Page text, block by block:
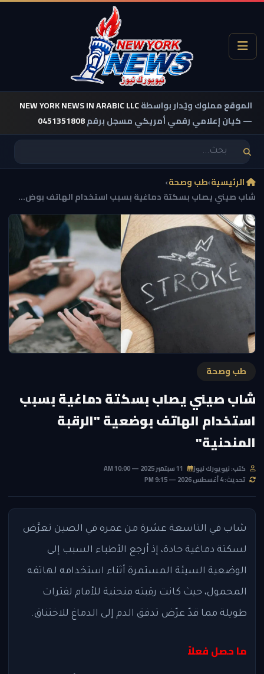
الموقع مملوك ويُدار بواسطةNEW YORK NEWS IN ARABIC LLC
— كيان إعلامي رقمي أمريكي مسجل برقم0451351808
الرئيسية›طب وصحة›
شاب صيني يصاب بسكتة دماغية بسبب استخدام الهاتف بوض...
طب وصحة
شاب صيني يصاب بسكتة دماغية بسبب
استخدام الهاتف بوضعية "الرقبة
المنحنية"
كتب: نيويورك نيوز
تحديث: 4 أغسطس 2026 — 9:15 PM
شاب في التاسعة عشرة من عمره في الصين تعرَّض
لسكتة دماغية حادة، إذ أرجع الأطباء السبب إلى
الوضعية السيئة المستمرة أثناء استخدامه لهاتفه
المحمول، حيث كانت رقبته منحنية للأمام لفترات
طويلة مما قدّ عرّض تدفق الدم إلى الدماغ للاختناق.
ما حصل فعلاً